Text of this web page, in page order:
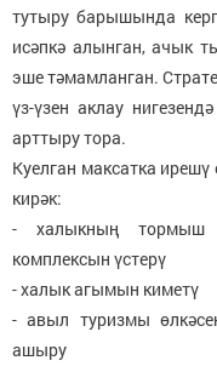
тутыру барышында
исәпкә алынган, ачык
эше тәмамланган.
үз-үзен аклау
арттыру тора.
Куелган максатка
кирәк:
- халыкның тормыш
комплексын үстерү
- халык агымын киметү
- авыл туризмы
ашыру